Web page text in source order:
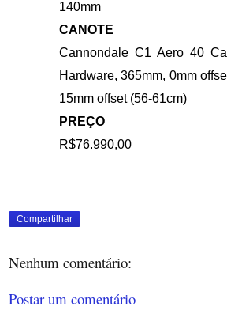
MANETES DE FREIOS
Shimano Ultegra Di2
disc
SELIM
Fizik Vento Antares R1,
140mm
CANOTE
15mm offset (56-61cm)
R$76.990,00
Compartilhar
Nenhum comentário:
Postar um comentário